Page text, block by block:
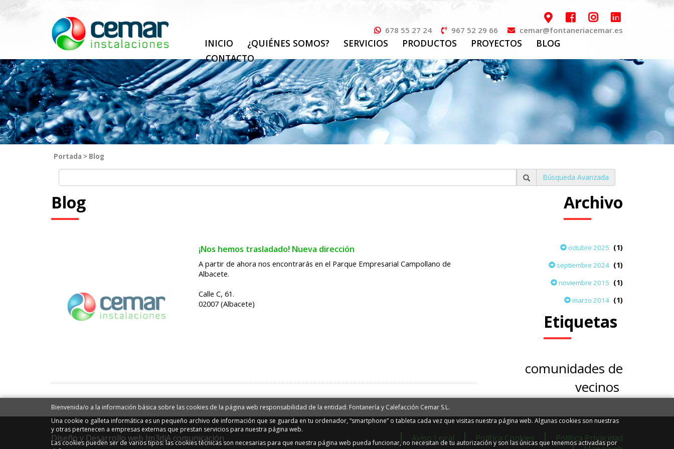
678 55 27 24 967 52 29 66 cemar@fontaneriacemar.es
INICIO ¿QUIÉNES SOMOS? SERVICIOS PRODUCTOS PROYECTOS
BLOG
CONTACTO
Portada > Blog
Búsqueda Avanzada
Blog
¡Nos hemos trasladado! Nueva dirección
A partir de ahora nos encontrarás en el Parque Empresarial Campollano de
Albacete.
Calle C, 61.
02007 (Albacete)
Archivo
octubre 2025 (1)
septiembre 2024 (1)
noviembre 2015 (1)
marzo 2014 (1)
Etiquetas
comunidades de
vecinos
Aviso Legal Política Cookies
Política Privacidad
Diseño y Desarrollo web Im3diA comunicación
Bienvenida/o a la información básica sobre las cookies de la página web responsabilidad de la entidad: Fontanería y Calefacción Cemar S.L.
Una cookie o galleta informática es un pequeño archivo de información que se guarda en tu ordenador, “smartphone” o tableta cada vez que visitas nuestra página web. Algunas cookies son nuestras
y otras pertenecen a empresas externas que prestan servicios para nuestra página web.
Las cookies pueden ser de varios tipos: las cookies técnicas son necesarias para que nuestra página web pueda funcionar, no necesitan de tu autorización y son las únicas que tenemos activadas por